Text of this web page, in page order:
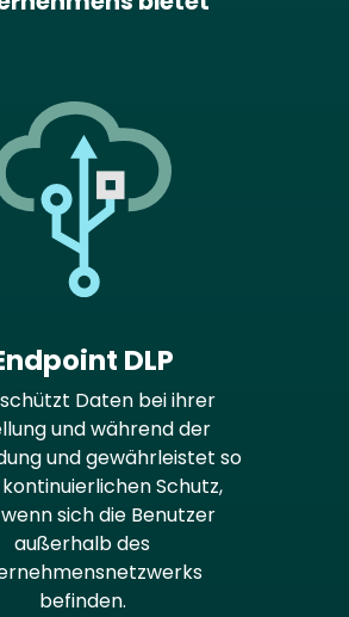
DLP
schützt Daten bei ihrer
und während der
und gewährleistet so
Schutz,
sich die Benutzer
außerhalb des
befinden.